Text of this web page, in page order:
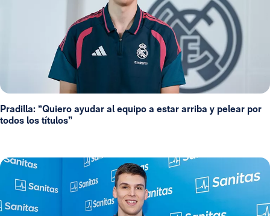
Pradilla: “Quiero ayudar al equipo a estar arriba y pelear por
todos los títulos”